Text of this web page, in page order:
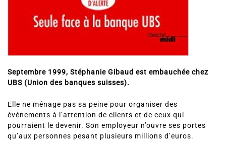
Septembre 1999, Stéphanie Gibaud est embauchée chez
UBS (Union des banques suisses).
Elle ne ménage pas sa peine pour organiser des
événements à l’attention de clients et de ceux qui
pourraient le devenir. Son employeur n’ouvre ses portes
qu’aux personnes pesant plusieurs millions d’euros.